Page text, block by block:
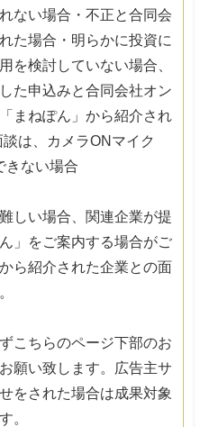
ない場合・不正と合同会
た場合・明らかに投資に
を検討していない場合、
た申込みと合同会社オン
まねぽん」から紹介され
は、カメラONマイク
きない場合
しい場合、関連企業が提
」をご案内する場合がご
ら紹介された企業との面
こちらのページ下部のお
願い致します。広告主サ
をされた場合は成果対象
。